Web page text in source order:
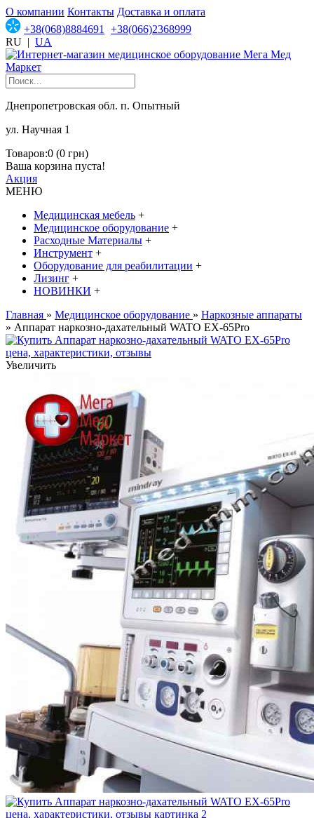
О компании Контакты Доставка и оплата
+38(068)8884691
+38(066)2368999
RU | UA
Днепропетровская обл. п. Опытный
ул. Научная 1
Товаров:0 (0 грн)
Ваша корзина пуста!
Акция
МЕНЮ
Медицинская мебель +
Медицинское оборудование +
Расходные Материалы +
Инструмент +
Оборудование для реабилитации +
Лизинг +
НОВИНКИ +
Главная » Медицинское оборудование » Наркозные аппараты
» Аппарат наркозно-дахательный WATO EX-65Pro
Увеличить